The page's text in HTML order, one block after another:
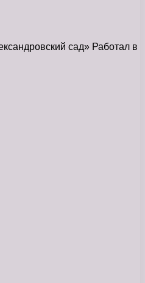
сад» Работал в